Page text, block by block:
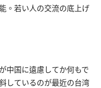
。若い人の交流の底上げ
中国に遠慮してか何もで
しているのが最近の台湾